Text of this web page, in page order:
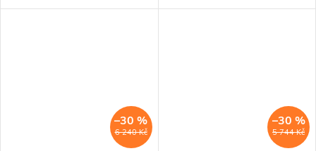
trubičkyvyložení: 121 mmvýtok:
otevřená páka (kov)• odpadní
6 240 Kč
–30 %
5 744 Kč
–30 %